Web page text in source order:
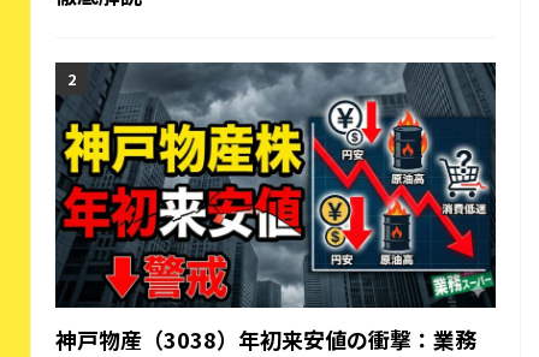
神戸物産（3038）年初来安値の衝撃：業務